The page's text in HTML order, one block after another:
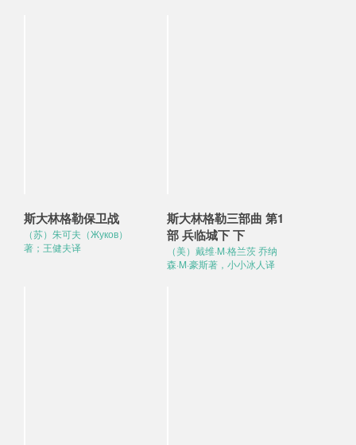
斯大林格勒保卫战
（苏）朱可夫（Жуков）
著；王健夫译
斯大林格勒三部曲 第1
部 兵临城下 下
（美）戴维·M·格兰茨 乔纳
森·M·豪斯著，小小冰人译